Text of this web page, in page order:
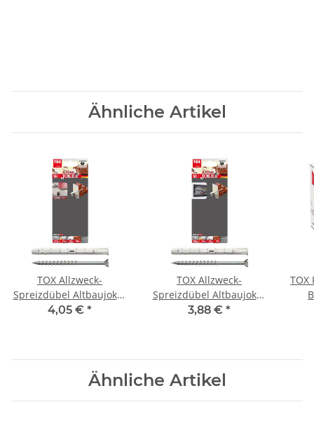
Ähnliche Artikel
TOX Allzweck-
Spreizdübel Altbaujoker
10x90 mm
4,05 € *
TOX Allzweck-
Spreizdübel Altbaujoker
8x90 mm
3,88 € *
TOX
Ähnliche Artikel